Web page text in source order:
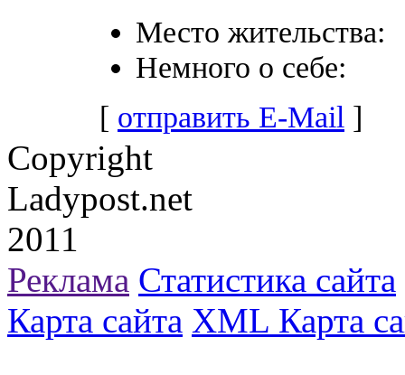
Место жительства:
Немного о себе:
[ отправить E-Mail ]
Copyright
Ladypost.net
2011
Реклама Статистика сайта
Карта сайта XML Карта